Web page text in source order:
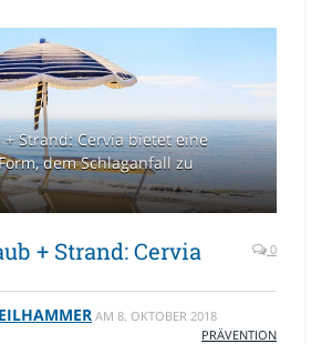
Strand: Cervia bietet eine
dem Schlaganfall zu
+ Strand: Cervia 0
AM 8. OKTOBER 2018
PRÄVENTION